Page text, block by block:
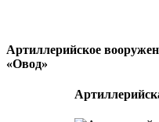
Артиллерийское
«Овод»